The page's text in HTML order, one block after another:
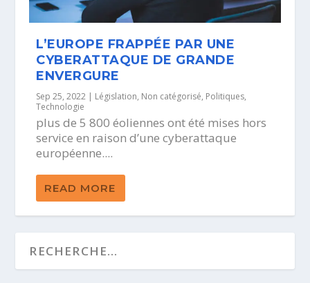
L’EUROPE FRAPPÉE PAR UNE
CYBERATTAQUE DE GRANDE
ENVERGURE
Sep 25, 2022 | Législation, Non catégorisé, Politiques,
Technologie
plus de 5 800 éoliennes ont été mises hors
service en raison d’une cyberattaque
européenne....
READ MORE